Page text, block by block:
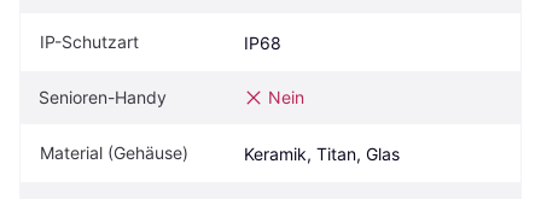
IP-Schutzart IP68
Senioren-Handy Nein
Material (Gehäuse) Keramik, Titan, Glas